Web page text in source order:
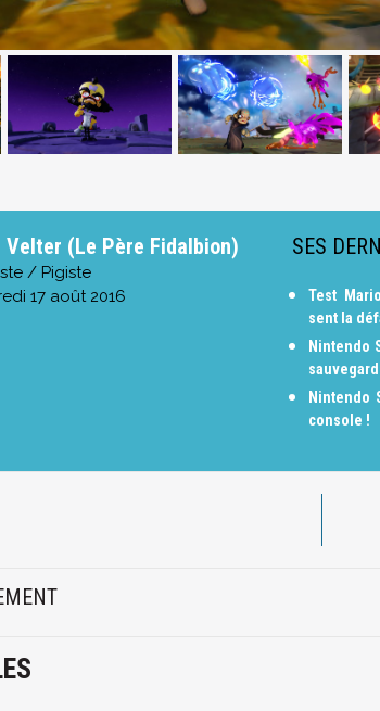
Velter (Le Père Fidalbion)
/ Pigiste
17 août 2016
SES
Test
sent la
Nintendo
Nintendo
console !